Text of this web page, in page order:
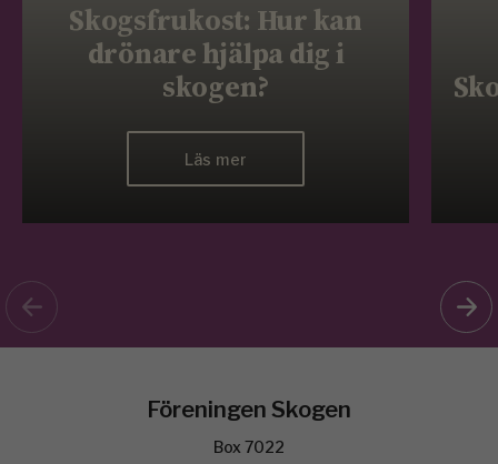
Skogsfrukost: Hur kan
drönare hjälpa dig i
skogen?
Läs mer
Föreningen Skogen
Box 7022